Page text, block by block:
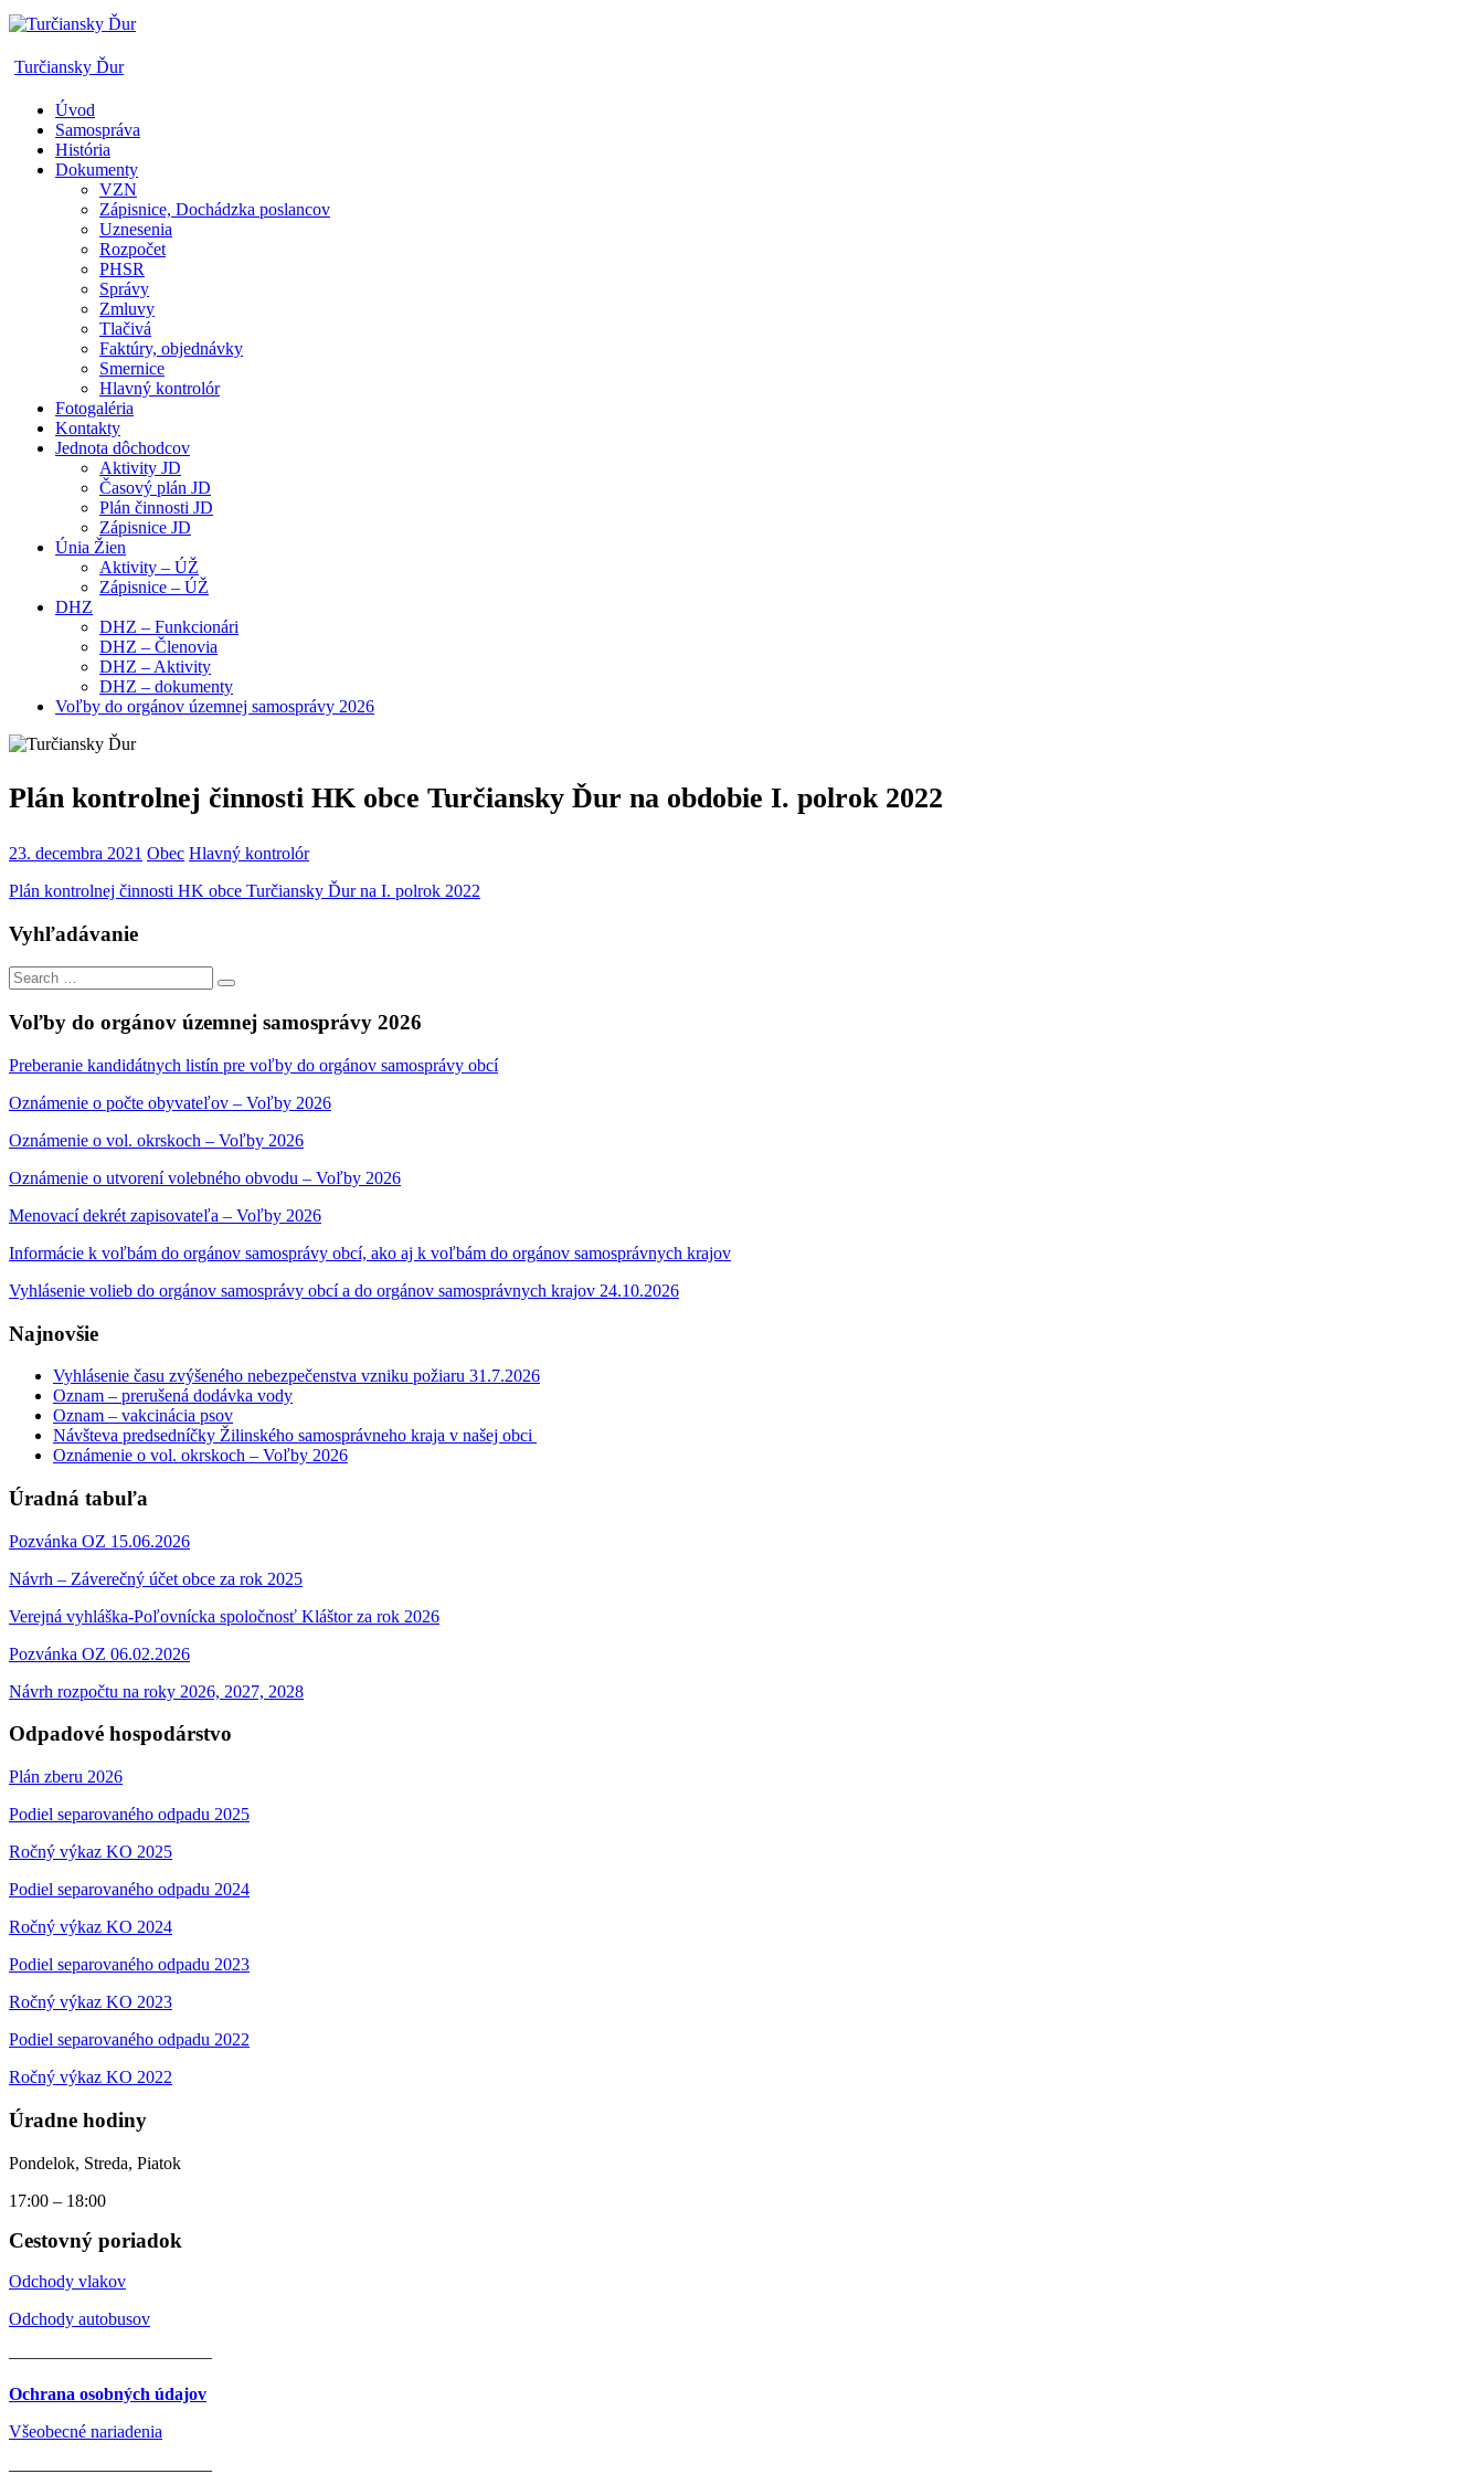
Skip
to
content
Turčiansky Ďur
Oficiálne
stránky
obce
Turčiansky
Úvod
Samospráva
História
Dokumenty
VZN
Zápisnice, Dochádzka poslancov
Uznesenia
Rozpočet
PHSR
Správy
Zmluvy
Tlačivá
Faktúry, objednávky
Smernice
Hlavný kontrolór
Fotogaléria
Kontakty
Jednota dôchodcov
Aktivity JD
Časový plán JD
Plán činnosti JD
Zápisnice JD
Únia Žien
Aktivity – ÚŽ
Zápisnice – ÚŽ
DHZ
DHZ – Funkcionári
DHZ – Členovia
DHZ – Aktivity
DHZ – dokumenty
Voľby do orgánov územnej samosprávy 2026
Plán kontrolnej činnosti HK obce Turčiansky Ďur na obdobie I. polrok 2022
23. decembra 2021 Obec Hlavný kontrolór
Plán kontrolnej činnosti HK obce Turčiansky Ďur na I. polrok 2022
Vyhľadávanie
Search
for:
Search
Voľby do orgánov územnej samosprávy 2026
Preberanie kandidátnych listín pre voľby do orgánov samosprávy obcí
Oznámenie o počte obyvateľov – Voľby 2026
Oznámenie o vol. okrskoch – Voľby 2026
Oznámenie o utvorení volebného obvodu – Voľby 2026
Menovací dekrét zapisovateľa – Voľby 2026
Informácie k voľbám do orgánov samosprávy obcí, ako aj k voľbám do orgánov samosprávnych krajov
Vyhlásenie volieb do orgánov samosprávy obcí a do orgánov samosprávnych krajov 24.10.2026
Najnovšie
Vyhlásenie času zvýšeného nebezpečenstva vzniku požiaru 31.7.2026
Oznam – prerušená dodávka vody
Oznam – vakcinácia psov
Návšteva predsedníčky Žilinského samosprávneho kraja v našej obci
Oznámenie o vol. okrskoch – Voľby 2026
Úradná tabuľa
Pozvánka OZ 15.06.2026
Návrh – Záverečný účet obce za rok 2025
Verejná vyhláška-Poľovnícka spoločnosť Kláštor za rok 2026
Pozvánka OZ 06.02.2026
Návrh rozpočtu na roky 2026, 2027, 2028
Odpadové hospodárstvo
Plán zberu 2026
Podiel separovaného odpadu 2025
Ročný výkaz KO 2025
Podiel separovaného odpadu 2024
Ročný výkaz KO 2024
Podiel separovaného odpadu 2023
Ročný výkaz KO 2023
Podiel separovaného odpadu 2022
Ročný výkaz KO 2022
Úradne hodiny
Pondelok, Streda, Piatok
17:00 – 18:00
Cestovný poriadok
Odchody vlakov
Odchody autobusov
———————————–
Ochrana osobných údajov
Všeobecné nariadenia
———————————–